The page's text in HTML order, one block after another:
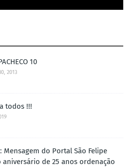
10
2013
todos !!!
Mensagem do Portal São Felipe
aniversário de 25 anos ordenação